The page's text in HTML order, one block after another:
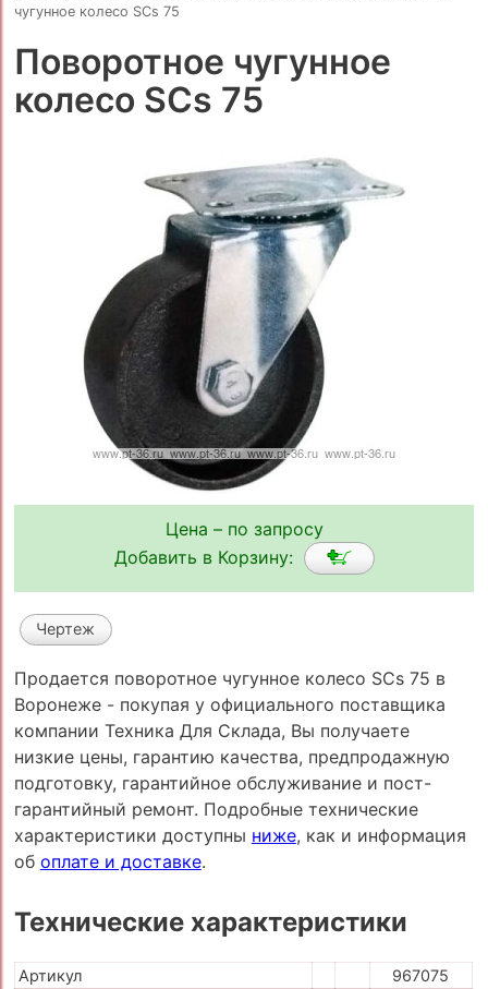
чугунное колесо SCs 75
Поворотное чугунное
колесо SCs 75
Цена – по запросу
Добавить в Корзину:
Чертеж
Продается поворотное чугунное колесо SCs 75 в
Воронеже - покупая у официального поставщика
компании Техника Для Склада, Вы получаете
низкие цены, гарантию качества, предпродажную
подготовку, гарантийное обслуживание и пост-
гарантийный ремонт. Подробные технические
характеристики доступны ниже, как и информация
об оплате и доставке.
Технические характеристики
Артикул
967075